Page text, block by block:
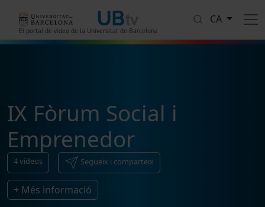
El portal de vídeo de la Universitat de Barcelona
CA
IX Fòrum Social i
Emprenedor
4vídeos Segueix i comparteix
+ Més informació